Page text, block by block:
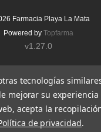
Farmacia Playa La Mata
Powered by Topfarma
v1.27.0
tecnologías
mejorar su experiencia
acepta la
de privacidad.